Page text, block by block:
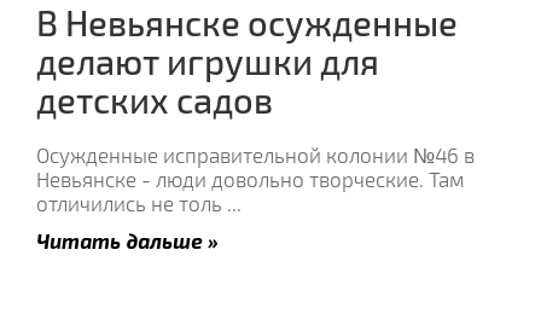
В Невьянске осужденные
делают игрушки для
детских садов
Осужденные исправительной колонии №46 в
Невьянске - люди довольно творческие. Там
отличились не толь ...
Читать дальше »